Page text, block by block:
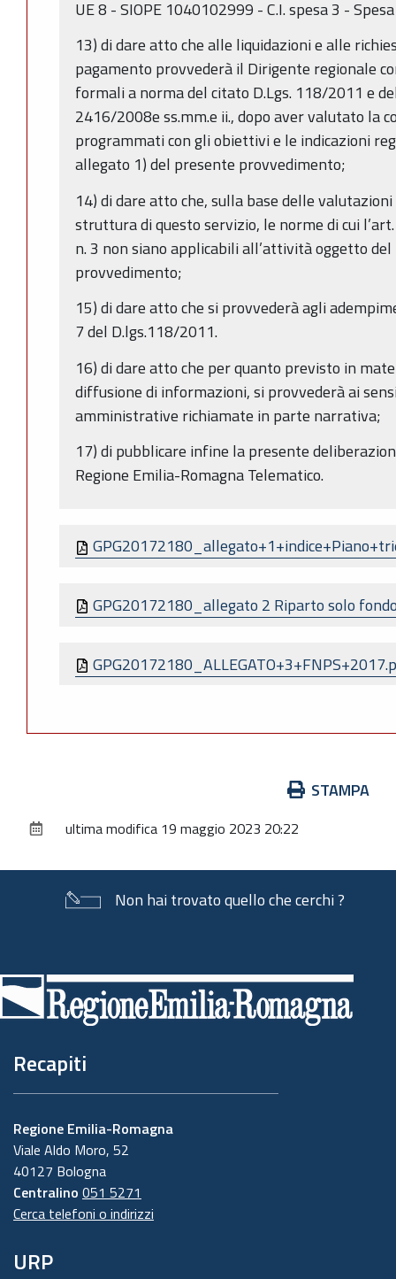
UE 8 - SIOPE 1040102999 - C.I. spesa 3 -
13) di dare atto che alle liquidazioni e alle
pagamento provvederà il Dirigente regionale
formali a norma del citato D.Lgs. 118/2011 e
2416/2008e ss.mm.e ii., dopo aver valutato la
programmati con gli obiettivi e le indicazioni
allegato 1) del presente provvedimento;
14) di dare atto che, sulla base delle
struttura di questo servizio, le norme di cui
n. 3 non siano applicabili all’attività oggetto
provvedimento;
15) di dare atto che si provvederà agli
7 del D.lgs.118/2011.
16) di dare atto che per quanto previsto in
diffusione di informazioni, si provvederà ai
amministrative richiamate in parte narrativa;
17) di pubblicare infine la presente
Regione Emilia-Romagna Telematico.
GPG20172180_allegato 2 Riparto solo
documento
STAMPA
ultima modifica 19 maggio 2023 20:22
Non hai trovato quello che cerchi ?
di
pagina
Recapiti
Regione Emilia-Romagna
Viale Aldo Moro, 52
40127 Bologna
Centralino 051 5271
Cerca telefoni o indirizzi
URP